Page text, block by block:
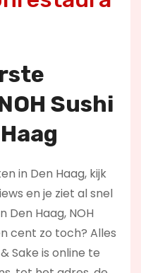
Sushi
in Den Haag, kijk
en je ziet al snel
Haag, NOH
cent zo toch? Alles
Sake is online te